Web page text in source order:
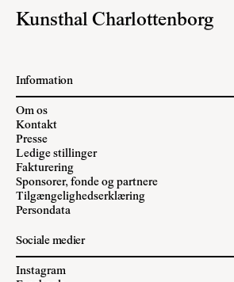
Kunsthal Charlottenborg
Information
Om os
Kontakt
Presse
Ledige stillinger
Fakturering
Sponsorer, fonde og partnere
Tilgængelighedserklæring
Persondata
Sociale medier
Instagram